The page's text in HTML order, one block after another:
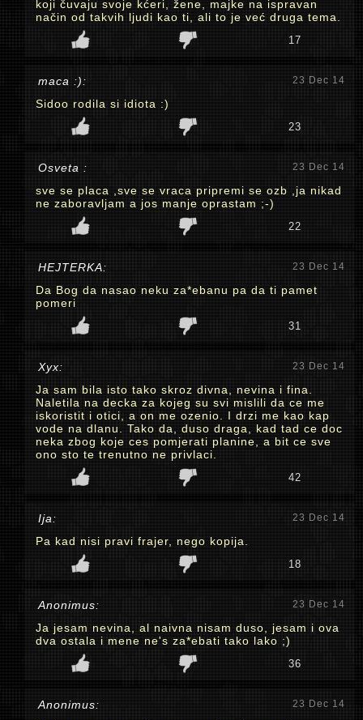
koji čuvaju svoje kćeri, žene, majke na ispravan
način od takvih ljudi kao ti, ali to je već druga tema.
17
maca :): 23 Dec 14
Sidoo rodila si idiota :)
23
Osveta : 23 Dec 14
sve se placa ,sve se vraca pripremi se ozb ,ja nikad
ne zaboravljam a jos manje oprastam ;-)
22
HEJTERKA: 23 Dec 14
Da Bog da nasao neku za*ebanu pa da ti pamet
pomeri
31
Xyx: 23 Dec 14
Ja sam bila isto tako skroz divna, nevina i fina.
Naletila na decka za kojeg su svi mislili da ce me
iskoristit i otici, a on me ozenio. I drzi me kao kap
vode na dlanu. Tako da, duso draga, kad tad ce doc
neka zbog koje ces pomjerati planine, a bit ce sve
ono sto te trenutno ne privlaci.
42
Ija: 23 Dec 14
Pa kad nisi pravi frajer, nego kopija.
18
Anonimus: 23 Dec 14
Ja jesam nevina, al naivna nisam duso, jesam i ova
dva ostala i mene ne's za*ebati tako lako ;)
36
Anonimus: 23 Dec 14